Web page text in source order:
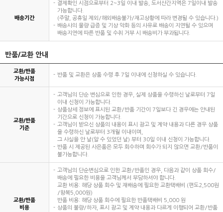
배송기간
결제확인 시점으로부터 2~3일 이내 발송, 도서산간지역은 7일이내 발송
가능합니다.
(주말, 공휴일 제외/해외배송불가/재고상황에 따라 변경될 수 있습니다.)
배송사의 물량 급증 및 기상 악화 등의 사유로 배송이 지연될 수 있으며
배송지연에 따른 반품 및 수취 거부 시 배송비가 부과됩니다.
반품/교환 안내
교환/반품
가능시점
반품 및 교환은 상품 수령 후 7일 이내에 신청하실 수 있습니다.
교환/반품
기준
고객님의 단순 변심으로 인한 경우, 실제 상품을 수령하신 날로부터 7일
이내 신청이 가능합니다.
상품상세 정보에 표시된 교환/반품 기간이 7일보다 긴 경우에는 안내된
기간으로 신청이 가능합니다.
고객님이 받으신 상품의 내용이 표시 광고 및 계약 내용과 다른 경우 상품
을 수령하신 날로부터 3개월 이내이며,
그 사실을 안 날(알 수 있었던 날) 부터 30일 이내 신청이 가능합니다.
반품 시 제공된 사은품은 모두 회수하며 회수가 되지 않으면 교환/반품이
불가능합니다.
교환/반품
비용
고객님의 단순변심으로 인한 교환/반품인 경우, 다음과 같이 상품 회수/
배송에 필요한 비용을 고객님께서 부담하셔야 합니다.
교환 비용: 해당 상품 회수 및 재배송에 필요한 교환택배비 (편도2,500원
/왕복5,000원)
반품 비용: 해당 상품 회수에 필요한 반품택배비 5,000 원
상품의 불량/하자, 표시 광고 및 계약 내용과 다르게 이행되어 교환/반품